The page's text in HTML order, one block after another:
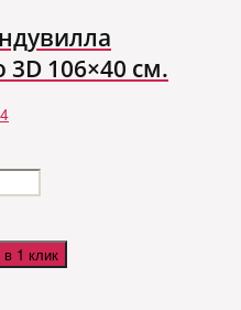
106×40 см.
в 1 клик